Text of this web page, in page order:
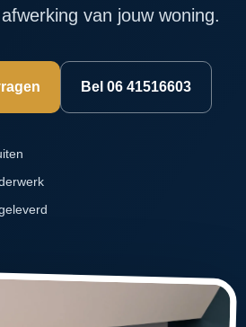
van jouw woning.
Bel 06 41516603